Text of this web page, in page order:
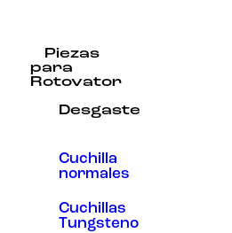
Piezas
para
Rotovator
Desgaste
Cuchilla
normales
Cuchillas
Tungsteno